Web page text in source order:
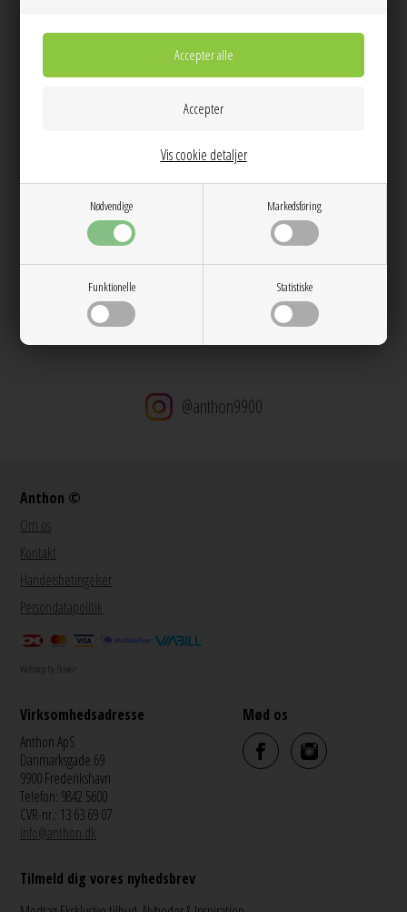
Nødvendige Markedsføring
Funktionelle Statistiske
Vis cookie detaljer
swirl-look. Blød, elastisk og ubesværet elegant - perfekt til at pynte din
Dag til dag levering på hverdage
14 dages returret
Stor kundetilfredshed
Gratis ombytning
Gratis fragt v. køb over 600 DKK
@anthon9900
Anthon ©
Om os
Kontakt
Handelsbetingelser
Persondatapolitik
Webshop by Bewise
Virksomhedsadresse
Anthon ApS
Danmarksgade 69
9900 Frederikshavn
Telefon: 9842 5600
CVR-nr.: 13 63 69 07
info@anthon.dk
Mød os
Tilmeld dig vores nyhedsbrev